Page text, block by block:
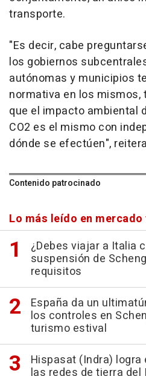
transporte.
"Es decir, cabe
los gobiernos
autónomas y municipios
normativa en los mismos,
que el impacto ambiental
CO2 es el mismo con
dónde se efectúen",
Contenido patrocinado
Lo más leído en
¿Debes viajar a Italia
suspensión de
requisitos
España da un
los controles en
turismo estival
Hispasat (Indra)
las redes de tierra del